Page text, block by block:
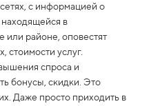
с информацией о
в
или районе, оповестят
стоимости услуг.
спроса и
бонусы, скидки. Это
Даже просто приходить в